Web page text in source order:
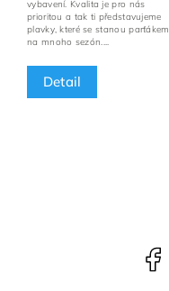
Detail
vybavení. Kvalita je pro nás
prioritou a tak ti představujeme
plavky, které se stanou parťákem
na mnoho sezón....